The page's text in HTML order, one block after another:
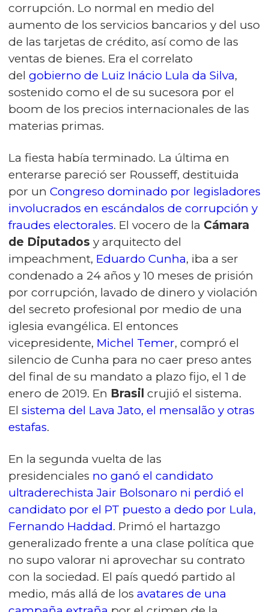
corrupción. Lo normal en medio del
aumento de los servicios bancarios y del uso
de las tarjetas de crédito, así como de las
ventas de bienes. Era el correlato
del gobierno de Luiz Inácio Lula da Silva,
sostenido como el de su sucesora por el
boom de los precios internacionales de las
materias primas.
La fiesta había terminado. La última en
enterarse pareció ser Rousseff, destituida
por un Congreso dominado por legisladores
involucrados en escándalos de corrupción y
fraudes electorales. El vocero de la Cámara
de Diputados y arquitecto del
impeachment, Eduardo Cunha, iba a ser
condenado a 24 años y 10 meses de prisión
por corrupción, lavado de dinero y violación
del secreto profesional por medio de una
iglesia evangélica. El entonces
vicepresidente, Michel Temer, compró el
silencio de Cunha para no caer preso antes
del final de su mandato a plazo fijo, el 1 de
enero de 2019. En Brasil crujió el sistema.
El sistema del Lava Jato, el mensalão y otras
estafas.
En la segunda vuelta de las
presidenciales no ganó el candidato
ultraderechista Jair Bolsonaro ni perdió el
candidato por el PT puesto a dedo por Lula,
Fernando Haddad. Primó el hartazgo
generalizado frente a una clase política que
no supo valorar ni aprovechar su contrato
con la sociedad. El país quedó partido al
medio, más allá de los avatares de una